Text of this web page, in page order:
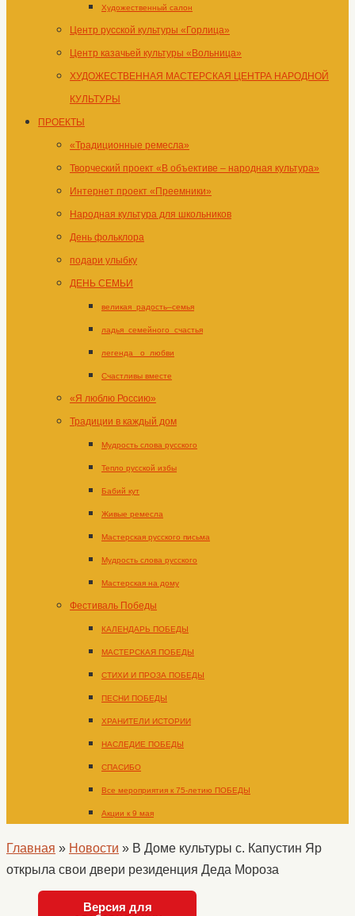
Художественный салон
Центр русской культуры «Горлица»
Центр казачьей культуры «Вольница»
ХУДОЖЕСТВЕННАЯ МАСТЕРСКАЯ ЦЕНТРА НАРОДНОЙ
КУЛЬТУРЫ
ПРОЕКТЫ
«Традиционные ремесла»
Творческий проект «В объективе – народная культура»
Интернет проект «Преемники»
Народная культура для школьников
День фольклора
подари улыбку
ДЕНЬ СЕМЬИ
великая_радость–семья
ладья_семейного_счастья
легенда _о_любви
Счастливы вместе
«Я люблю Россию»
Традиции в каждый дом
Мудрость слова русского
Тепло русской избы
Бабий кут
Живые ремесла
Мастерская русского письма
Мудрость слова русского
Мастерская на дому
Фестиваль Победы
КАЛЕНДАРЬ ПОБЕДЫ
МАСТЕРСКАЯ ПОБЕДЫ
СТИХИ И ПРОЗА ПОБЕДЫ
ПЕСНИ ПОБЕДЫ
ХРАНИТЕЛИ ИСТОРИИ
НАСЛЕДИЕ ПОБЕДЫ
СПАСИБО
Все мероприятия к 75-летию ПОБЕДЫ
Акции к 9 мая
Главная » Новости » В Доме культуры с. Капустин Яр
открыла свои двери резиденция Деда Мороза
Версия для